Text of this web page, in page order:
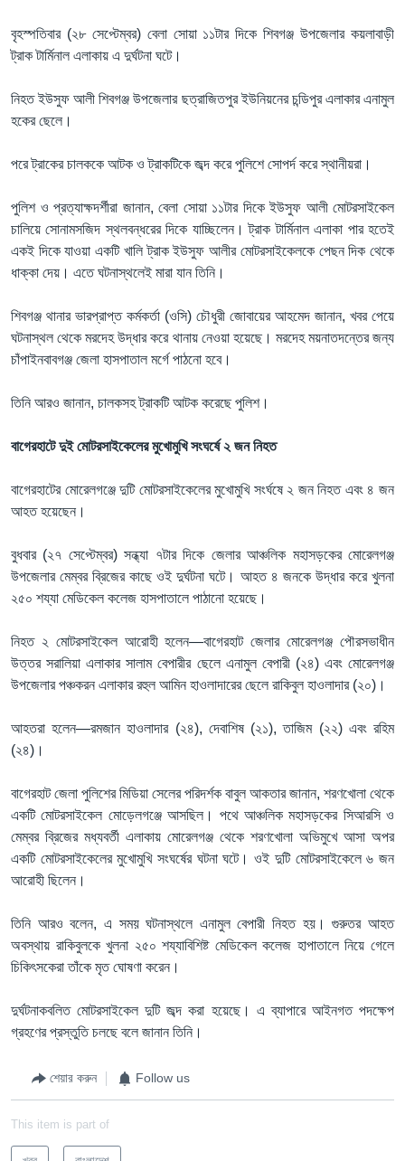
বৃহস্পতিবার (২৮ সেপ্টেম্বর) বেলা সোয়া ১১টার দিকে শিবগঞ্জ উপজেলার কয়লাবাড়ী
ট্রাক টার্মিনাল এলাকায় এ দুর্ঘটনা ঘটে।
নিহত ইউসুফ আলী শিবগঞ্জ উপজেলার ছত্রাজিতপুর ইউনিয়নের চন্ডিপুর এলাকার এনামুল
হকের ছেলে।
পরে ট্রাকের চালককে আটক ও ট্রাকটিকে জব্দ করে পুলিশে সোপর্দ করে স্থানীয়রা।
পুলিশ ও প্রত্যাক্ষদর্শীরা জানান, বেলা সোয়া ১১টার দিকে ইউসুফ আলী মোটরসাইকেল
চালিয়ে সোনামসজিদ স্থলবন্ধরের দিকে যাচ্ছিলেন। ট্রাক টার্মিনাল এলাকা পার হতেই
একই দিকে যাওয়া একটি খালি ট্রাক ইউসুফ আলীর মোটরসাইকেলকে পেছন দিক থেকে
ধাক্কা দেয়। এতে ঘটনাস্থলেই মারা যান তিনি।
শিবগঞ্জ থানার ভারপ্রাপ্ত কর্মকর্তা (ওসি) চৌধুরী জোবায়ের আহমেদ জানান, খবর পেয়ে
ঘটনাস্থল থেকে মরদেহ উদ্ধার করে থানায় নেওয়া হয়েছে। মরদেহ ময়নাতদন্তের জন্য
চাঁপাইনবাবগঞ্জ জেলা হাসপাতাল মর্গে পাঠনো হবে।
তিনি আরও জানান, চালকসহ ট্রাকটি আটক করেছে পুলিশ।
বাগেরহাটে দুই মোটরসাইকেলের মুখোমুখি সংঘর্ষে ২ জন নিহত
বাগেরহাটের মোরেলগঞ্জে দুটি মোটরসাইকেলের মুখোমুখি সংর্ঘষে ২ জন নিহত এবং ৪ জন
আহত হয়েছেন।
বুধবার (২৭ সেপ্টেম্বর) সন্ধ্যা ৭টার দিকে জেলার আঞ্চলিক মহাসড়কের মোরেলগঞ্জ
উপজেলার মেম্বর ব্রিজের কাছে ওই দুর্ঘটনা ঘটে। আহত ৪ জনকে উদ্ধার করে খুলনা
২৫০ শয্যা মেডিকেল কলেজ হাসপাতালে পাঠানো হয়েছে।
নিহত ২ মোটরসাইকেল আরোহী হলেন—বাগেরহাট জেলার মোরেলগঞ্জ পৌরসভাধীন
উত্তর সরালিয়া এলাকার সালাম বেপারীর ছেলে এনামুল বেপারী (২৪) এবং মোরেলগঞ্জ
উপজেলার পঞ্চকরন এলাকার রহুল আমিন হাওলাদারের ছেলে রাকিবুল হাওলাদার (২০)।
আহতরা হলেন—রমজান হাওলাদার (২৪), দেবাশিষ (২১), তাজিম (২২) এবং রহিম
(২৪)।
বাগেরহাট জেলা পুলিশের মিডিয়া সেলের পরিদর্শক বাবুল আকতার জানান, শরণখোলা থেকে
একটি মোটরসাইকেল মোড়েলগঞ্জে আসছিল। পথে আঞ্চলিক মহাসড়কের সিআরসি ও
মেম্বর ব্রিজের মধ্যবর্তী এলাকায় মোরেলগঞ্জ থেকে শরণখোলা অভিমুখে আসা অপর
একটি মোটরসাইকেলের মুখোমুখি সংঘর্ষের ঘটনা ঘটে। ওই দুটি মোটরসাইকেলে ৬ জন
আরোহী ছিলেন।
তিনি আরও বলেন, এ সময় ঘটনাস্থলে এনামুল বেপারী নিহত হয়। গুরুতর আহত
অবস্থায় রাকিবুলকে খুলনা ২৫০ শয্যাবিশিষ্ট মেডিকেল কলেজ হাপাতালে নিয়ে গেলে
চিকিৎসকেরা তাঁকে মৃত ঘোষণা করেন।
দুর্ঘটনাকবলিত মোটরসাইকেল দুটি জব্দ করা হয়েছে। এ ব্যাপারে আইনগত পদক্ষেপ
গ্রহণের প্রস্তুতি চলছে বলে জানান তিনি।
শেয়ার করুন Follow us
This item is part of